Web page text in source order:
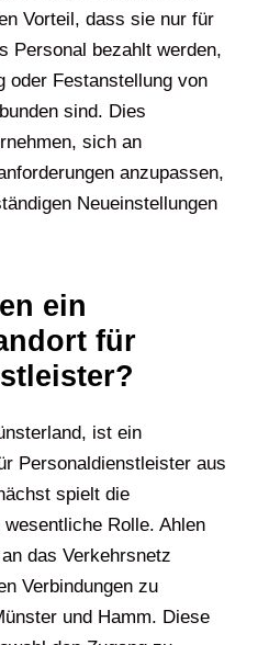
Vorteil, dass sie nur für
Personal bezahlt werden,
oder Festanstellung von
sind. Dies
sich an
anzupassen,
Neueinstellungen
ein
für
ist ein
Personaldienstleister aus
spielt die
Rolle. Ahlen
das Verkehrsnetz
Verbindungen zu
und Hamm. Diese